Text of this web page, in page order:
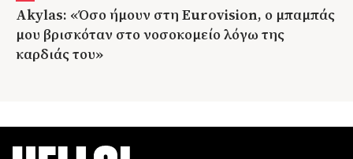
Akylas: «Όσο ήμουν στη Eurovision, ο μπαμπάς
μου βρισκόταν στο νοσοκομείο λόγω της
καρδιάς του»